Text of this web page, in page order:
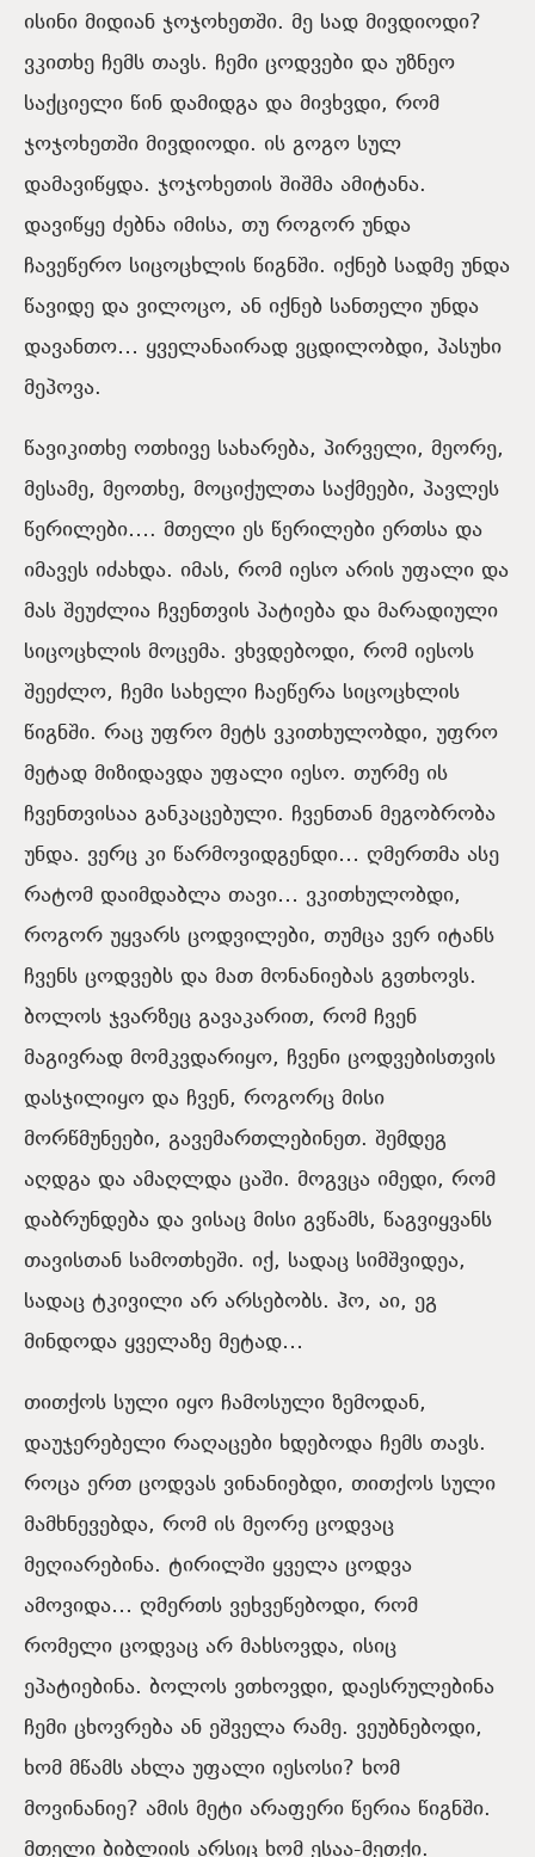
ისინი მიდიან ჯოჯოხეთში. მე სად მივდიოდი?
ვკითხე ჩემს თავს. ჩემი ცოდვები და უზნეო
საქციელი წინ დამიდგა და მივხვდი, რომ
ჯოჯოხეთში მივდიოდი. ის გოგო სულ
დამავიწყდა. ჯოჯოხეთის შიშმა ამიტანა.
დავიწყე ძებნა იმისა, თუ როგორ უნდა
ჩავეწერო სიცოცხლის წიგნში. იქნებ სადმე უნდა
წავიდე და ვილოცო, ან იქნებ სანთელი უნდა
დავანთო… ყველანაირად ვცდილობდი, პასუხი
მეპოვა.
წავიკითხე ოთხივე სახარება, პირველი, მეორე,
მესამე, მეოთხე, მოციქულთა საქმეები, პავლეს
წერილები…. მთელი ეს წერილები ერთსა და
იმავეს იძახდა. იმას, რომ იესო არის უფალი და
მას შეუძლია ჩვენთვის პატიება და მარადიული
სიცოცხლის მოცემა. ვხვდებოდი, რომ იესოს
შეეძლო, ჩემი სახელი ჩაეწერა სიცოცხლის
წიგნში. რაც უფრო მეტს ვკითხულობდი, უფრო
მეტად მიზიდავდა უფალი იესო. თურმე ის
ჩვენთვისაა განკაცებული. ჩვენთან მეგობრობა
უნდა. ვერც კი წარმოვიდგენდი… ღმერთმა ასე
რატომ დაიმდაბლა თავი… ვკითხულობდი,
როგორ უყვარს ცოდვილები, თუმცა ვერ იტანს
ჩვენს ცოდვებს და მათ მონანიებას გვთხოვს.
ბოლოს ჯვარზეც გავაკარით, რომ ჩვენ
მაგივრად მომკვდარიყო, ჩვენი ცოდვებისთვის
დასჯილიყო და ჩვენ, როგორც მისი
მორწმუნეები, გავემართლებინეთ. შემდეგ
აღდგა და ამაღლდა ცაში. მოგვცა იმედი, რომ
დაბრუნდება და ვისაც მისი გვწამს, წაგვიყვანს
თავისთან სამოთხეში. იქ, სადაც სიმშვიდეა,
სადაც ტკივილი არ არსებობს. ჰო, აი, ეგ
მინდოდა ყველაზე მეტად…
თითქოს სული იყო ჩამოსული ზემოდან,
დაუჯერებელი რაღაცები ხდებოდა ჩემს თავს.
როცა ერთ ცოდვას ვინანიებდი, თითქოს სული
მამხნევებდა, რომ ის მეორე ცოდვაც
მეღიარებინა. ტირილში ყველა ცოდვა
ამოვიდა… ღმერთს ვეხვეწებოდი, რომ
რომელი ცოდვაც არ მახსოვდა, ისიც
ეპატიებინა. ბოლოს ვთხოვდი, დაესრულებინა
ჩემი ცხოვრება ან ეშველა რამე. ვეუბნებოდი,
ხომ მწამს ახლა უფალი იესოსი? ხომ
მოვინანიე? ამის მეტი არაფერი წერია წიგნში.
მთელი ბიბლიის არსიც ხომ ესაა-მეთქი.